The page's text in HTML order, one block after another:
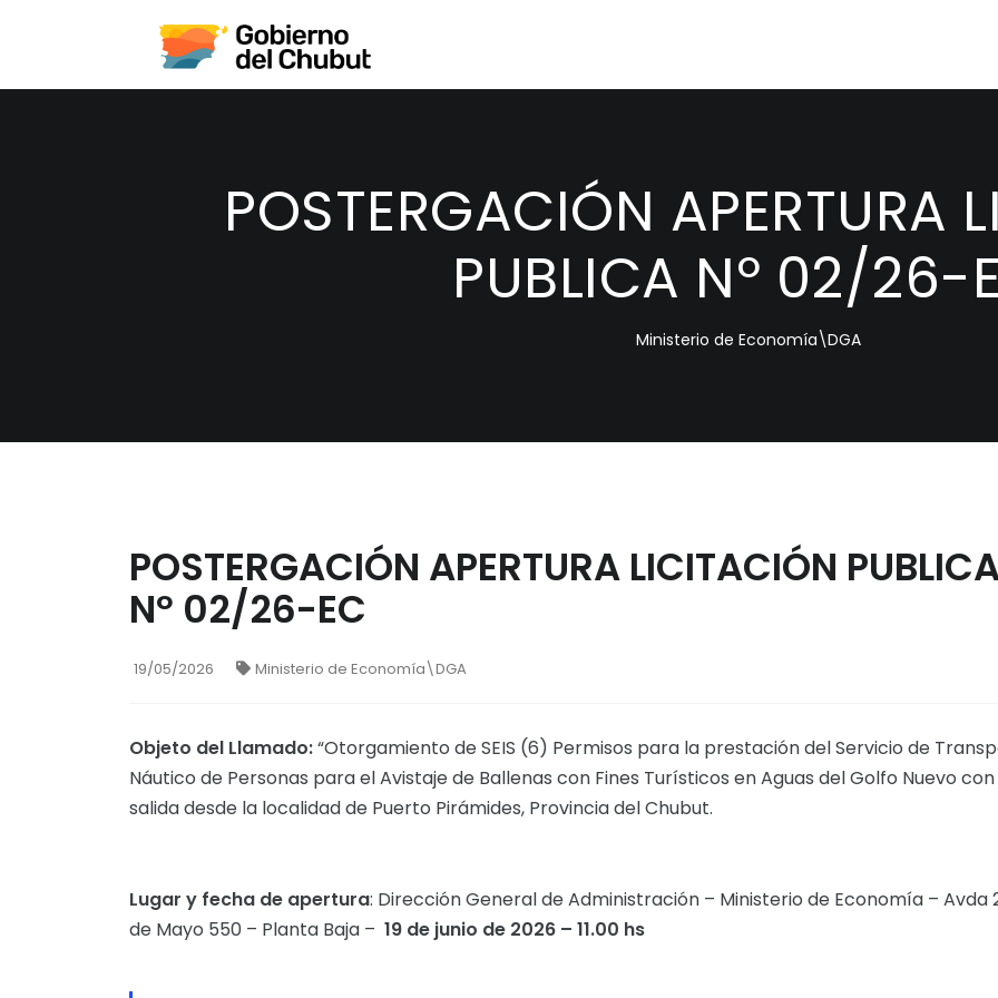
POSTERGACIÓN APERTURA
PUBLICA Nº 02/26-
Ministerio de Economía\DGA
POSTERGACIÓN APERTURA LICITACIÓN
Nº 02/26-EC
19/05/2026 Ministerio de Economía\DGA
Objeto del Llamado:“Otorgamiento de SEIS (6) Permisos para la prestación del Servicio de
Náutico de Personas para el Avistaje de Ballenas con Fines Turísticos en Aguas del Golfo Nuevo con
salida desde la localidad de Puerto Pirámides, Provincia del Chubut.
Lugar y fecha de apertura: Dirección General de Administración – Ministerio de Economía – Avda
de Mayo 550 – Planta Baja – 19 de junio de 2026 – 11.00 hs